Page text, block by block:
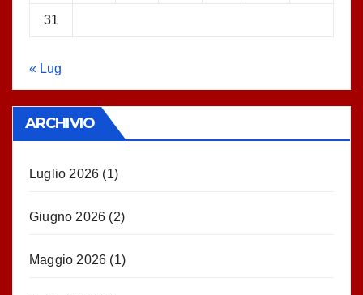
31
« Lug
ARCHIVIO
Luglio 2026 (1)
Giugno 2026 (2)
Maggio 2026 (1)